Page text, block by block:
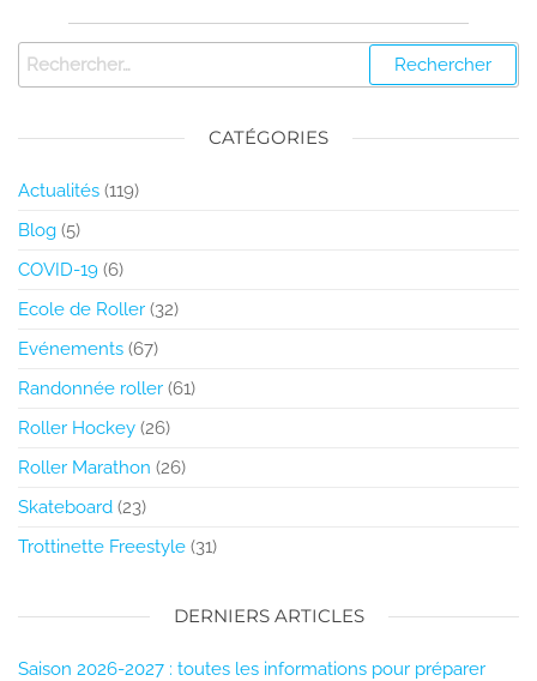
CATÉGORIES
Actualités (119)
Blog (5)
COVID-19 (6)
Ecole de Roller (32)
Evénements (67)
Randonnée roller (61)
Roller Hockey (26)
Roller Marathon (26)
Skateboard (23)
Trottinette Freestyle (31)
DERNIERS ARTICLES
Saison 2026-2027 : toutes les informations pour préparer